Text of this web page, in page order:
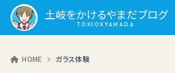
土岐をかけるやまだブログ
HOME ガラス体験